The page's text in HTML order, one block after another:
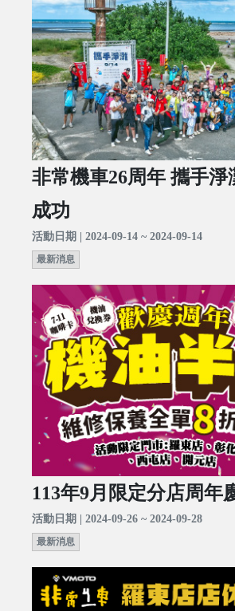
非常機車26周年 攜手淨
成功
活動日期 | 2024-09-14 ~ 2024-09-14
最新消息
113年9月限定分店周年
活動日期 | 2024-09-26 ~ 2024-09-28
最新消息